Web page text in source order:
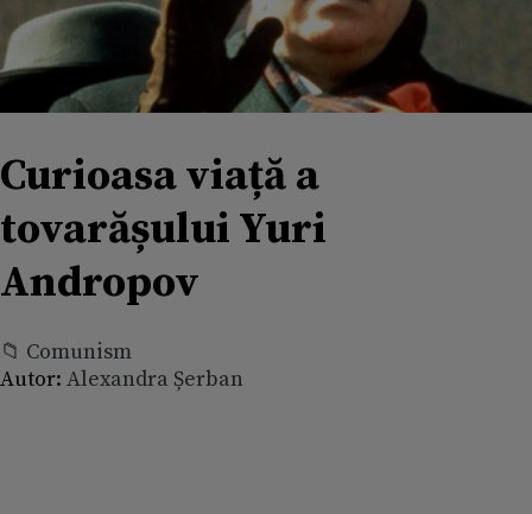
Curioasa viață a
tovarășului Yuri
Andropov
📁 Comunism
Autor: Alexandra Șerban